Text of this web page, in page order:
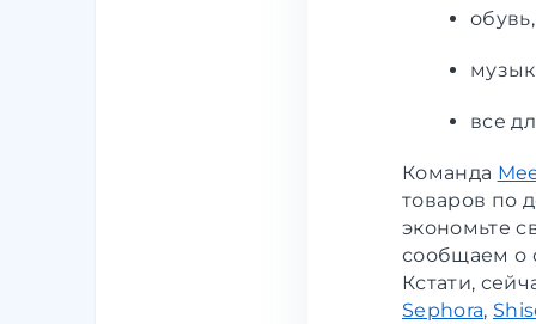
все
Команда
товаров по
экономьте
сообщаем о
Кстати,
Sephora,